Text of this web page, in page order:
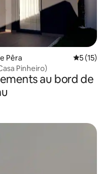
Pêra
5 (15)
Pinheiro)
au bord de
appréciés